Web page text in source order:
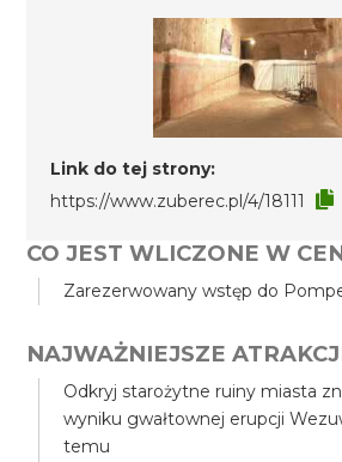
Link do tej strony:
https://www.zuberec.pl/4/18111
CO JEST WLICZONE W
Zarezerwowany wstęp do
NAJWAŻNIEJSZE
Odkryj starożytne ruiny miasta
wyniku gwałtownej erupcji
temu